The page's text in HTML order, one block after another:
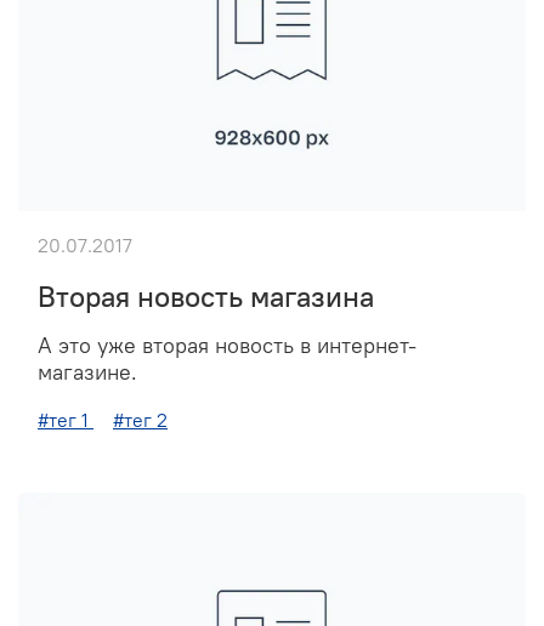
Вторая новость магазина
А это уже вторая новость в интернет-
магазине.
20.07.2017
#тег 1 #тег 2